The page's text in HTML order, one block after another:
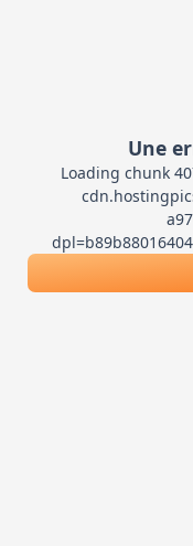
Une
Loading chunk